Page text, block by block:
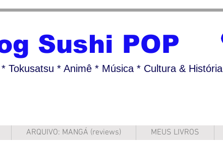
Sushi POP
Tokusatsu * Animê * Música * Cultura & História
ARQUIVO: MANGÁ (reviews) MEUS LIVROS